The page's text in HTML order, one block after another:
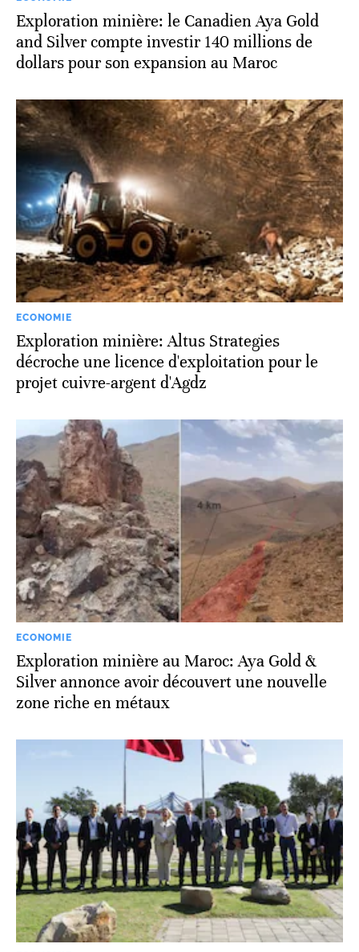
Exploration minière: le Canadien Aya Gold
and Silver compte investir 140 millions de
dollars pour son expansion au Maroc
ECONOMIE
Exploration minière: Altus Strategies
décroche une licence d'exploitation pour le
projet cuivre-argent d'Agdz
ECONOMIE
Exploration minière au Maroc: Aya Gold &
Silver annonce avoir découvert une nouvelle
zone riche en métaux